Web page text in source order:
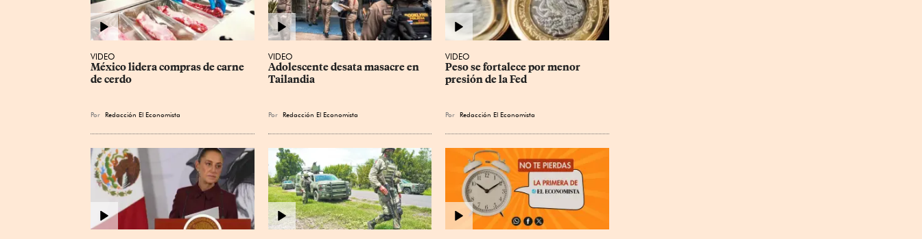
VIDEO
México lidera compras de carne
de cerdo
Por Redacción El Economista
VIDEO
Adolescente desata masacre en
Tailandia
Por Redacción El Economista
VIDEO
Peso se fortalece por menor
presión de la Fed
Por Redacción El Economista